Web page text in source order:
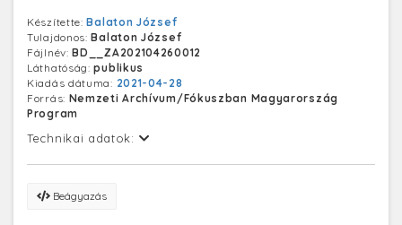
Készítette:Balaton József
Tulajdonos:Balaton József
Fájlnév:BD__ZA202104260012
Láthatóság:publikus
Kiadás dátuma: 2021-04-28
Forrás: Nemzeti Archívum/Fókuszban Magyarország
Program
Technikai adatok:
Beágyazás